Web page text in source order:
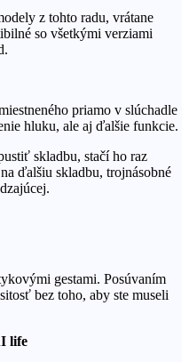
z tohto radu, vrátane
so všetkými verziami
priamo v slúchadle
hluku, ale aj ďalšie funkcie.
skladbu, stačí ho raz
ďalšiu skladbu, trojnásobné
gestami. Posúvaním
bez toho, aby ste museli
life